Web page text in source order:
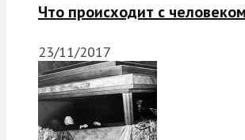
Что происходит с
23/11/2017